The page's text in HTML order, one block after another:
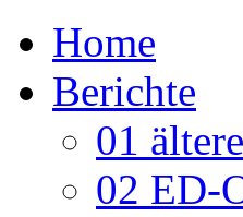
Home
Berichte
01
02 ED-